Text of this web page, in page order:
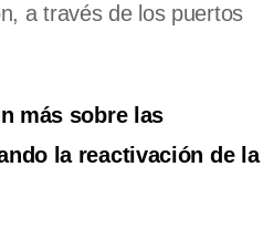
a través de los puertos
más sobre las
la reactivación de la